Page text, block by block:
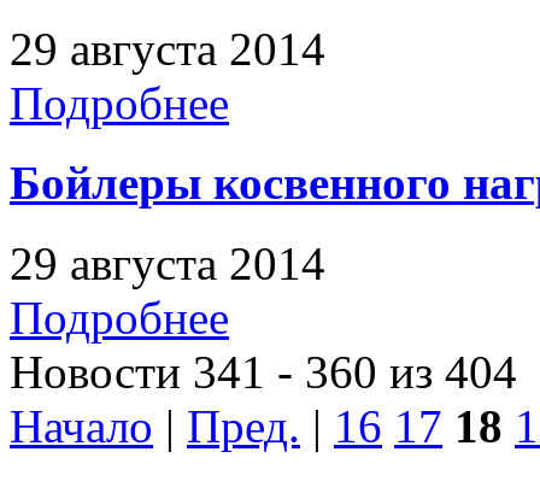
29 августа 2014
Подробнее
Бойлеры косвенного
29 августа 2014
Подробнее
Новости 341 - 360 из 404
Начало | Пред. | 16 17 18